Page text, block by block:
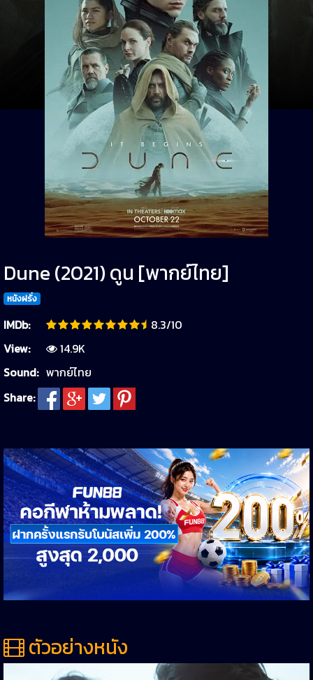
Dune (2021) ดูน [พากย์ไทย]
หนังฝรั่ง
IMDb:
8.3/10
View:
14.9K
Sound: พากย์ไทย
Share:
ตัวอย่างหนัง